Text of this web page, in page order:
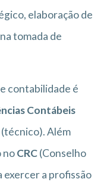
elaboração de
tomada de
contabilidade é
Contábeis
(técnico). Além
noCRC(Conselho
exercer a profissão